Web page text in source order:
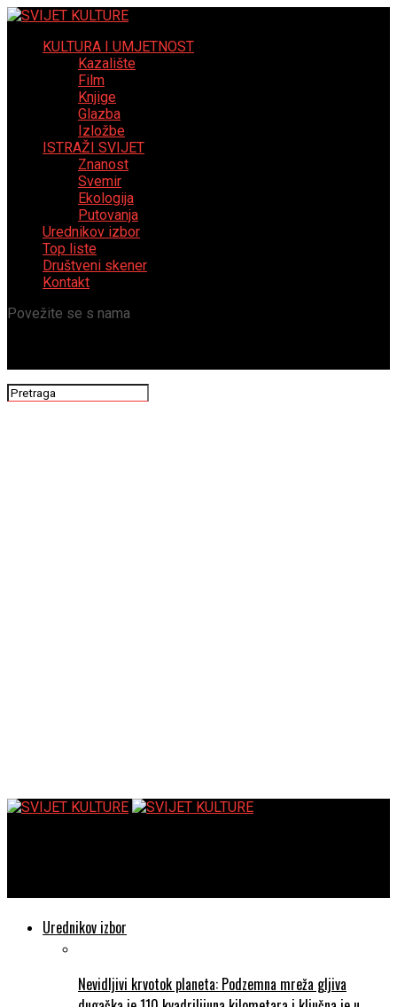
KULTURA I UMJETNOST
Kazalište
Film
Knjige
Glazba
Izložbe
ISTRAŽI SVIJET
Znanost
Svemir
Ekologija
Putovanja
Urednikov izbor
Top liste
Društveni skener
Kontakt
Povežite se s nama
Urednikov izbor
Nevidljivi krvotok planeta: Podzemna mreža gljiva